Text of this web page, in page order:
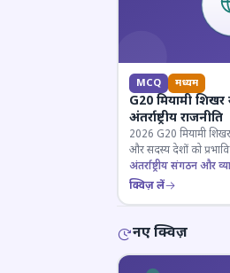
MCQ मध्यम
G20 मियामी
अंतर्राष्ट्रीय राजनीति
2026 G20 मियामी
और सदस्य देशों को
राजनयिक घटनाओं पर
अंतर्राष्ट्रीय संगठन और
क्विज़ लें
नए क्विज़